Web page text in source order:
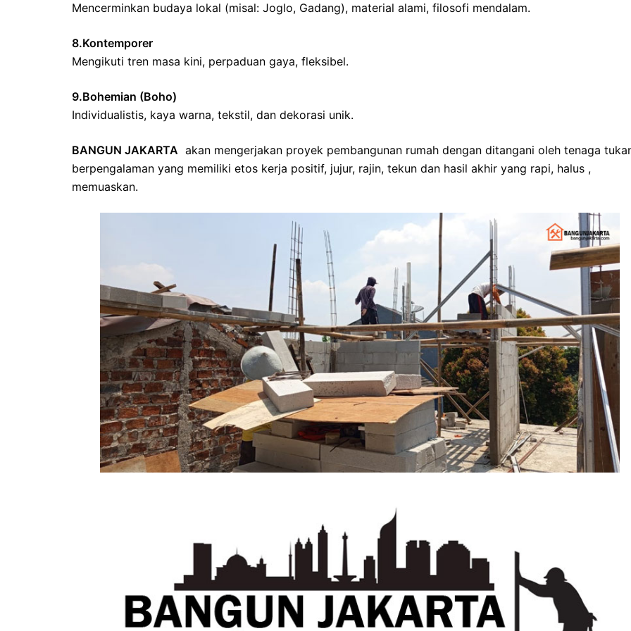
Mencerminkan budaya lokal (misal: Joglo, Gadang), material alami, filosofi mendalam.
8.Kontemporer
Mengikuti tren masa kini, perpaduan gaya, fleksibel.
9.Bohemian (Boho)
Individualistis, kaya warna, tekstil, dan dekorasi unik.
BANGUN JAKARTA akan mengerjakan proyek pembangunan rumah dengan ditangani oleh tenaga
berpengalaman yang memiliki etos kerja positif, jujur, rajin, tekun dan hasil akhir yang rapi, halus ,
memuaskan.